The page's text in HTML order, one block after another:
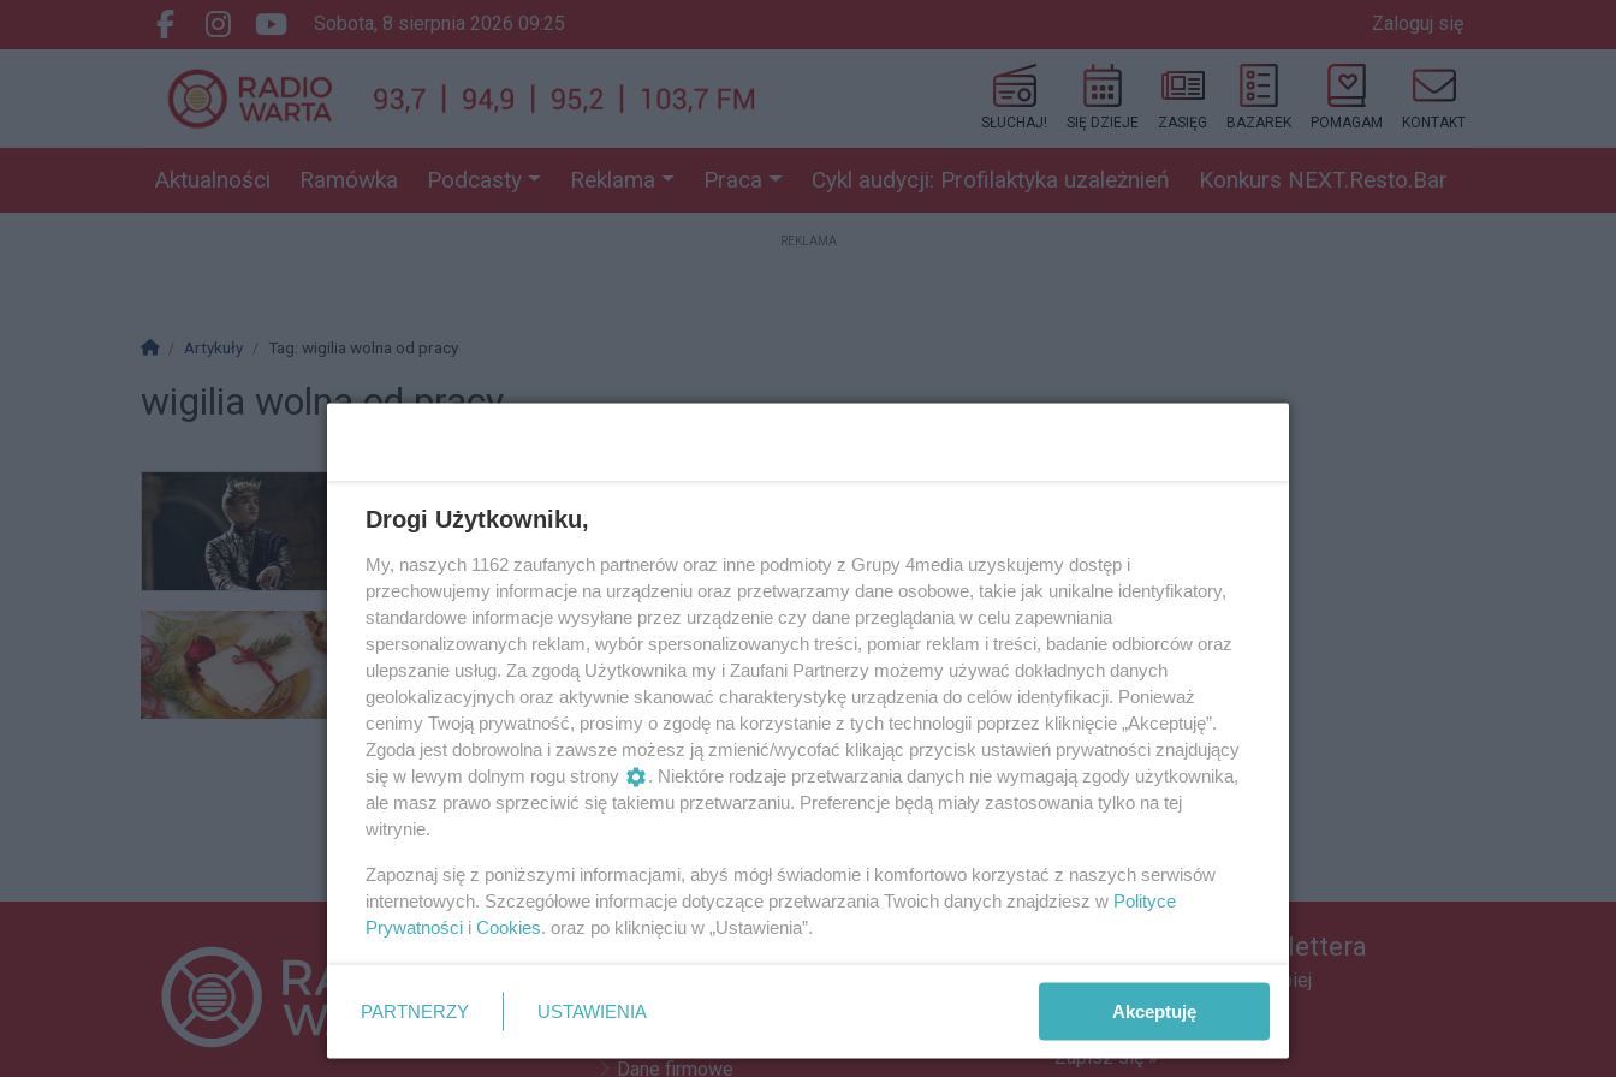
Facebook.com
Instagram.com
Youtube.com
sobota, 8 sierpnia 2026 09:25 Zaloguj się
SŁUCHAJ! SIĘ DZIEJE ZASIĘG BAZAREK POMAGAM KONTAKT
Aktualności Ramówka Podcasty Reklama Praca Cykl audycji: Profilaktyka uzależnień Konkurs NEXT.Resto.Bar
REKLAMA
Strona główna
Artykuły Tag: wigilia wolna od pracy
wigilia wolna od pracy
Wigilia wolna od pracy. Mieszkańcy Środy Wielkopolskiej
komentują projekt Lewicy
W sejmie trwają dyskusje, które mogą wpłynąć na to, jak obchodzimy święta.
02.11.2024 06:44
Reklama
REKLAMA
Dane firmowe
Zapisz się do newslettera
Dołącz do grona ludzi najlepiej
poinformowanych!
Zapisz się »
Drogi Użytkowniku,
My, naszych 1162 zaufanych partnerów oraz inne podmioty z Grupy 4media uzyskujemy dostęp i
przechowujemy informacje na urządzeniu oraz przetwarzamy dane osobowe, takie jak unikalne identyfikatory,
standardowe informacje wysyłane przez urządzenie czy dane przeglądania w celu zapewniania
spersonalizowanych reklam, wybór spersonalizowanych treści, pomiar reklam i treści, badanie odbiorców oraz
ulepszanie usług. Za zgodą Użytkownika my i Zaufani Partnerzy możemy używać dokładnych danych
geolokalizacyjnych oraz aktywnie skanować charakterystykę urządzenia do celów identyfikacji. Ponieważ
cenimy Twoją prywatność, prosimy o zgodę na korzystanie z tych technologii poprzez kliknięcie „Akceptuję”.
Zgoda jest dobrowolna i zawsze możesz ją zmienić/wycofać klikając przycisk ustawień prywatności znajdujący
się w lewym dolnym rogu strony
. Niektóre rodzaje przetwarzania danych nie wymagają zgody użytkownika,
ale masz prawo sprzeciwić się takiemu przetwarzaniu. Preferencje będą miały zastosowania tylko na tej
witrynie.
Zapoznaj się z poniższymi informacjami, abyś mógł świadomie i komfortowo korzystać z naszych serwisów
internetowych. Szczegółowe informacje dotyczące przetwarzania Twoich danych znajdziesz w Polityce
Prywatności i Cookies. oraz po kliknięciu w „Ustawienia”.
PARTNERZY USTAWIENIA Akceptuję